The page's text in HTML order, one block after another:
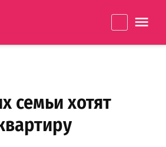
життя
семьи хотят